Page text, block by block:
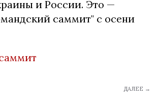
и России. Это —
саммит" с осени
ДАЛЕЕ →